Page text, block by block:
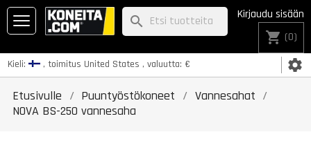
Kieli: , toimitus United States , valuutta: € settings
Kirjaudu sisään
shopping_cart (0)
search
Etusivulle Puuntyöstökoneet
Vannesahat
NOVA BS-250 vannesaha